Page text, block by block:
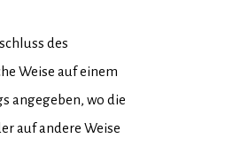
des
Weise auf einem
angegeben, wo die
auf andere Weise